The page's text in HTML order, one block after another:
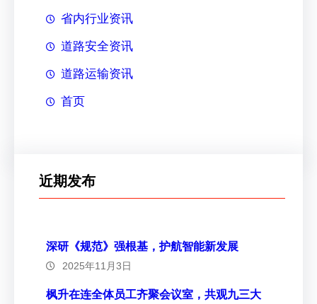
省内行业资讯
道路安全资讯
道路运输资讯
首页
近期发布
深研《规范》强根基，护航智能新发展
2025年11月3日
枫升在连全体员工齐聚会议室，共观九三大